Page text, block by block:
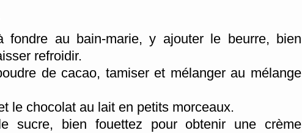
fondre au bain-marie, y ajouter le beurre, bien
refroidir.
de cacao, tamiser et mélanger au mélange
le chocolat au lait en petits morceaux.
sucre, bien fouettez pour obtenir une crème